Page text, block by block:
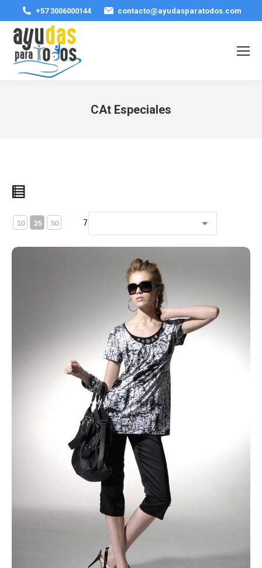
+57 3006000144 contacto@ayudasparatodos.com
CAt Especiales
10 25 50 7